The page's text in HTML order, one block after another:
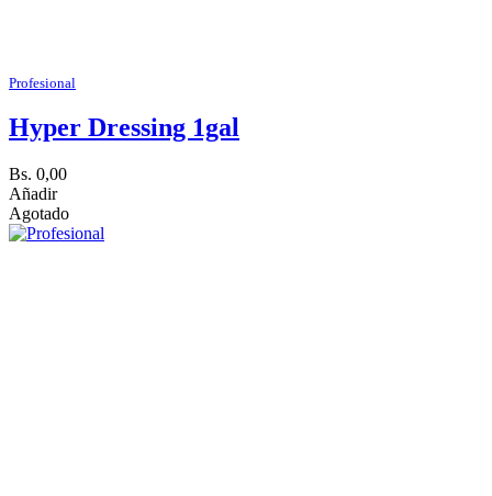
Profesional
Hyper Dressing 1gal
Bs. 0,00
Añadir
Agotado